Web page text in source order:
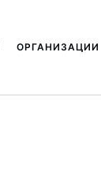
ОРГАНИЗАЦИИ